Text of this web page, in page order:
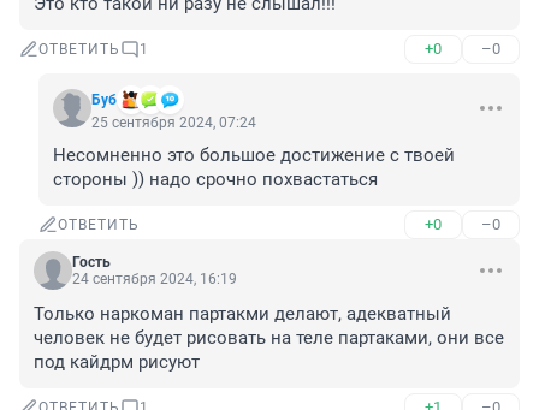
ОТВЕТИТЬ 1 +0 –0
Буб
25 сентября 2024, 07:24
Несомненно это большое достижение с твоей
стороны )) надо срочно похвастаться
ОТВЕТИТЬ +0 –0
Гость
24 сентября 2024, 16:19
Только наркоман партакми делают, адекватный
человек не будет рисовать на теле партаками, они все
под кайдрм рисуют